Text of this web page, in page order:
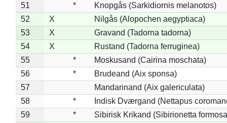
51
*
Knopgås (Sarkidiornis melanotos)
52
X
Nilgås (Alopochen aegyptiaca)
53
X
Gravand (Tadorna tadorna)
54
X
Rustand (Tadorna ferruginea)
55
*
Moskusand (Cairina moschata)
56
*
Brudeand (Aix sponsa)
57
Mandarinand (Aix galericulata)
58
*
Indisk Dværgand (Nettapus
59
*
Sibirisk Krikand (Sibirionetta